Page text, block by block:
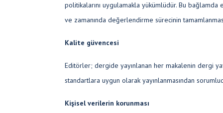
politikalarını uygulamakla yükümlüdür. Bu bağlamda
ve zamanında değerlendirme sürecinin
Kalite güvencesi
Editörler; dergide yayınlanan her makalenin dergi
standartlara uygun olarak yayınlanmasından
Kişisel verilerin korunması